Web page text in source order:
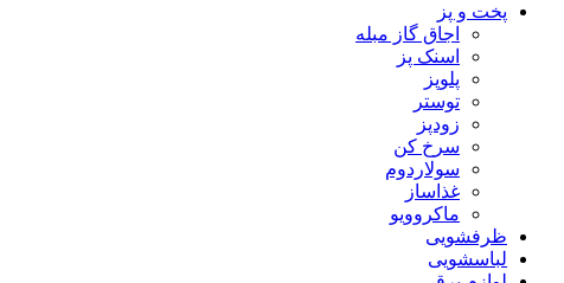
پخت و پز
اجاق گاز مبله
اسنک پز
پلوپز
توستر
زودپز
سرخ کن
سولاردوم
غذاساز
ماکروویو
ظرفشویی
لباسشویی